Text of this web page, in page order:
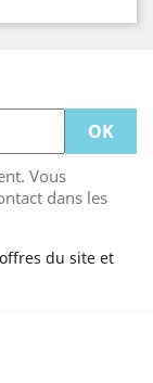
Vous
dans les
du site et